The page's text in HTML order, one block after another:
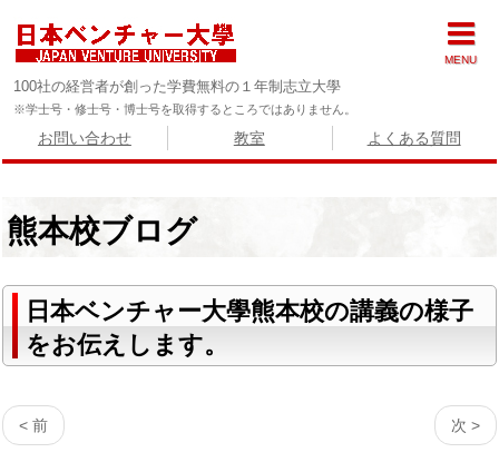
100社の経営者が創った学費無料の１年制志立大學
※学士号・修士号・博士号を取得するところではありません。
お問い合わせ 教室 よくある質問
熊本校ブログ
日本ベンチャー大學熊本校の講義の様子
をお伝えします。
< 前 次 >
MENU